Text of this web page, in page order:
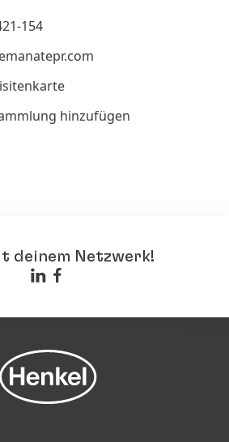
154
hinzufügen
deinem Netzwerk!